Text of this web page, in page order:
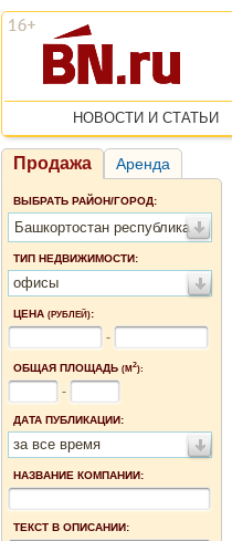
НОВОСТИ И СТАТЬИ
Продажа Аренда
ВЫБРАТЬ РАЙОН/ГОРОД:
Башкортостан республика
ТИП НЕДВИЖИМОСТИ:
офисы
ЦЕНА (РУБЛЕЙ):
-
ОБЩАЯ ПЛОЩАДЬ (М2):
-
ДАТА ПУБЛИКАЦИИ:
за все время
НАЗВАНИЕ КОМПАНИИ:
ТЕКСТ В ОПИСАНИИ: